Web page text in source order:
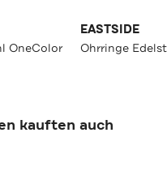
OneColor
EASTSIDE
Ohrringe
kauften auch